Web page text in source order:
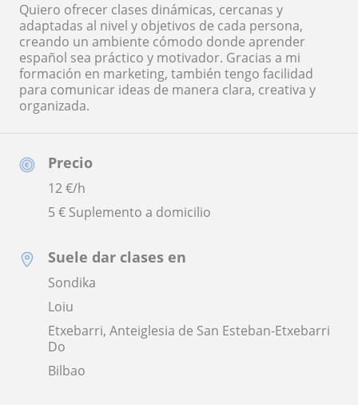
Precio
12€/h
5 € Suplemento a domicilio
Suele dar clases en
Sondika
Loiu
Etxebarri, Anteiglesia de San Esteban-Etxebarri
Do
Bilbao
Quiero ofrecer clases dinámicas, cercanas y
adaptadas al nivel y objetivos de cada persona,
creando un ambiente cómodo donde aprender
español sea práctico y motivador. Gracias a mi
formación en marketing, también tengo facilidad
para comunicar ideas de manera clara, creativa y
organizada.